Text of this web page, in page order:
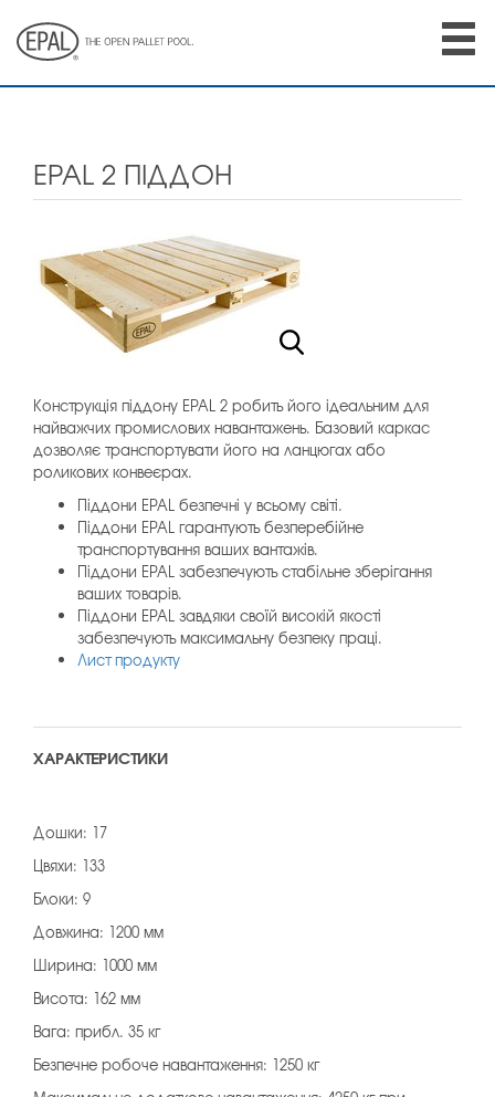
main
EPAL 2 ПІДДОН
Конструкція піддону EPAL 2 робить його ідеальним для
найважчих промислових навантажень. Базовий каркас
дозволяє транспортувати його на ланцюгах або
роликових конвеєрах.
Піддони EPAL безпечні у всьому світі.
Піддони EPAL гарантують безперебійне
транспортування ваших вантажів.
Піддони EPAL забезпечують стабільне зберігання
ваших товарів.
Піддони EPAL завдяки своїй високій якості
забезпечують максимальну безпеку праці.
Лист продукту
ХАРАКТЕРИСТИКИ
Дошки: 17
Цвяхи: 133
Блоки: 9
Довжина: 1200 мм
Ширина: 1000 мм
Висота: 162 мм
Вага: прибл. 35 кг
Безпечне робоче навантаження: 1250 кг